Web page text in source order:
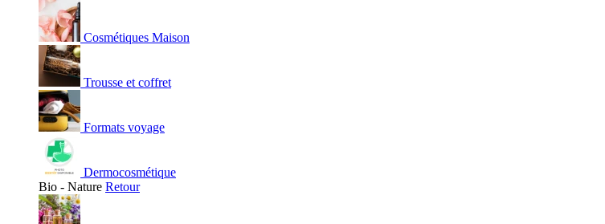
Cosmétiques Maison
Trousse et coffret
Formats voyage
Dermocosmétique
Bio - Nature Retour